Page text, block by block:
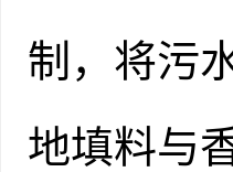
制，将污
地填料与